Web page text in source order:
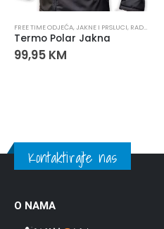
,RADNE JAKNE
FREE TIME ODJEĆA,JAKNE I PRSLUCI, RADNA ODJEĆA
Termo Polar Jakna
99,95 KM
Kontaktirajte nas
O NAMA